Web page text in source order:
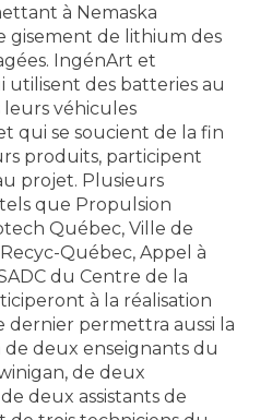
à Nemaska
gisement de lithium des
IngénArt et
utilisent des batteries au
leurs véhicules
qui se soucient de la fin
produits, participent
projet. Plusieurs
que Propulsion
Québec, Ville de
Québec, Appel à
du Centre de la
à la réalisation
dernier permettra aussi la
deux enseignants du
de deux
deux assistants de